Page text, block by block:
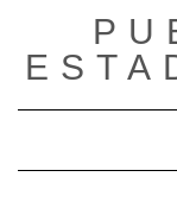
contenido